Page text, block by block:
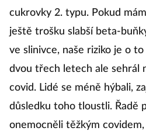
cukrovky 2. typu. Pokud
ještě trošku slabší beta-
ve slinivce, naše riziko je o to
dvou třech letech ale sehrál
covid. Lidé se méně hýbali,
důsledku toho tloustli. Řadě
onemocněli těžkým